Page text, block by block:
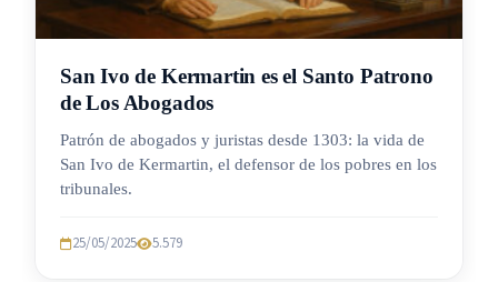
San Ivo de Kermartin es el Santo Patrono
de Los Abogados
Patrón de abogados y juristas desde 1303: la vida de
San Ivo de Kermartin, el defensor de los pobres en los
tribunales.
25/05/2025 5.579